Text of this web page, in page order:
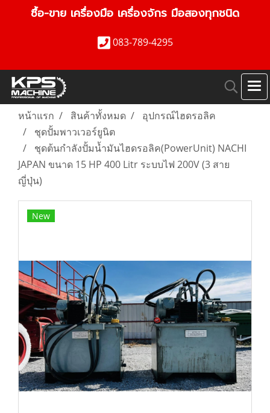
ซื้อ-ขาย เครื่องมือ เครื่องจักร มือสองทุกชนิด
083-789-4295
หน้าแรก สินค้าทั้งหมด
อุปกรณ์ไฮดรอลิค
ชุดปั้มพาวเวอร์ยูนิต
ชุดต้นกำลังปั้มน้ำมันไฮดรอลิค(PowerUnit) NACHI
JAPAN ขนาด 15 HP 400 Litr ระบบไฟ 200V (3 สาย
ญี่ปุ่น)
New